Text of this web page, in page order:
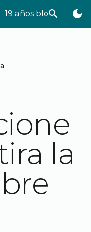
19 años bloggeando
search dark_mode
la